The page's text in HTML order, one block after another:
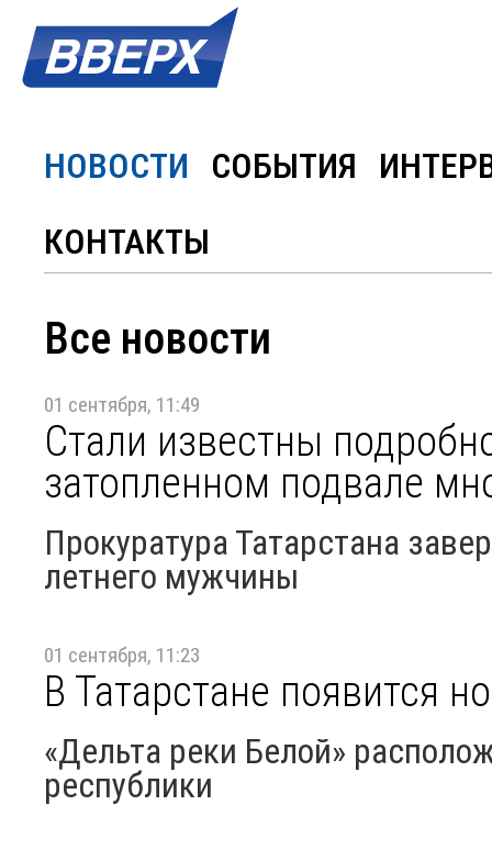
НОВОСТИ СОБЫТИЯ
КОНТАКТЫ
Все новости
01 сентября, 11:49
Стали известны
затопленном подвале
Прокуратура Татарстана
летнего мужчины
01 сентября, 11:23
В Татарстане появится
«Дельта реки Белой»
республики